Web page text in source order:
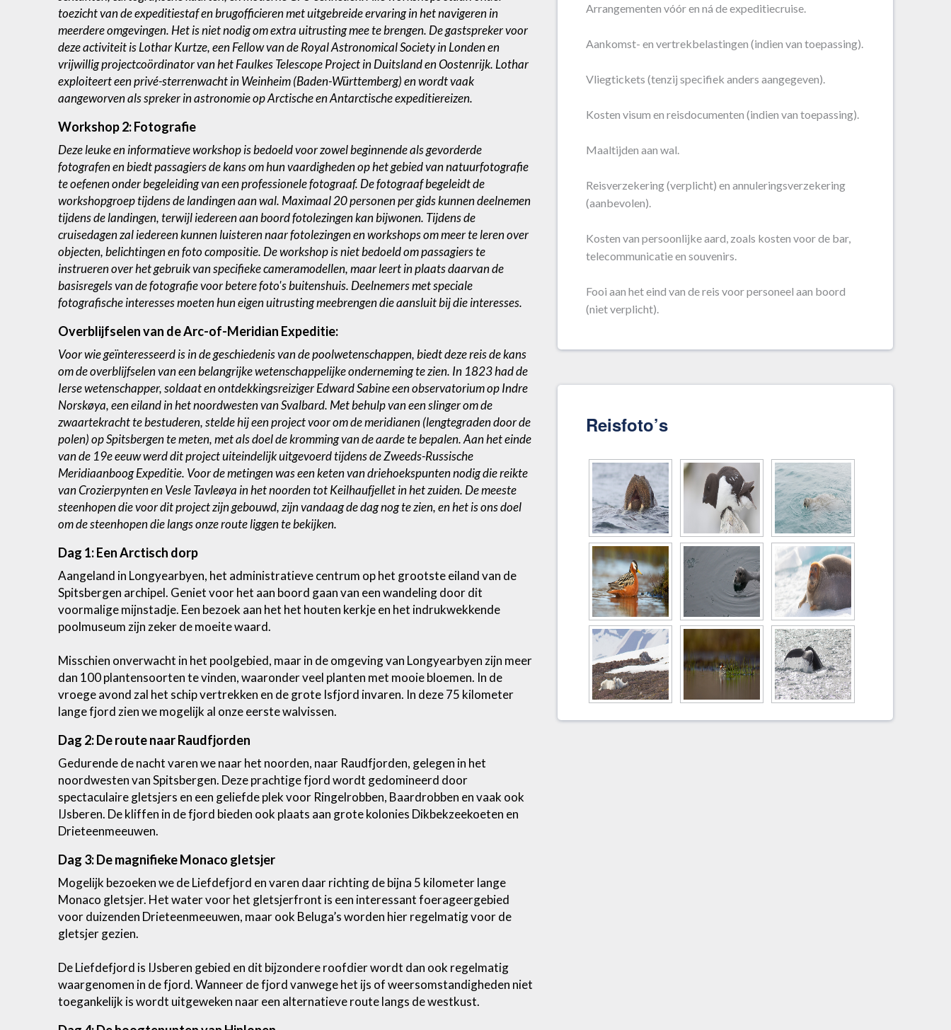
toezicht van de expeditiestaf en brugofficieren met uitgebreide ervaring in het navigeren in
meerdere omgevingen. Het is niet nodig om extra uitrusting mee te brengen. De gastspreker voor
deze activiteit is Lothar Kurtze, een Fellow van de Royal Astronomical Society in Londen en
vrijwillig projectcoördinator van het Faulkes Telescope Project in Duitsland en Oostenrijk. Lothar
exploiteert een privé-sterrenwacht in Weinheim (Baden-Württemberg) en wordt vaak
aangeworven als spreker in astronomie op Arctische en Antarctische expeditiereizen.
Workshop 2: Fotografie
Deze leuke en informatieve workshop is bedoeld voor zowel beginnende als gevorderde
fotografen en biedt passagiers de kans om hun vaardigheden op het gebied van natuurfotografie
te oefenen onder begeleiding van een professionele fotograaf. De fotograaf begeleidt de
workshopgroep tijdens de landingen aan wal. Maximaal 20 personen per gids kunnen deelnemen
tijdens de landingen, terwijl iedereen aan boord fotolezingen kan bijwonen. Tijdens de
cruisedagen zal iedereen kunnen luisteren naar fotolezingen en workshops om meer te leren over
objecten, belichtingen en foto compositie. De workshop is niet bedoeld om passagiers te
instrueren over het gebruik van specifieke cameramodellen, maar leert in plaats daarvan de
basisregels van de fotografie voor betere foto's buitenshuis. Deelnemers met speciale
fotografische interesses moeten hun eigen uitrusting meebrengen die aansluit bij die interesses.
Overblijfselen van de Arc-of-Meridian Expeditie:
Voor wie geïnteresseerd is in de geschiedenis van de poolwetenschappen, biedt deze reis de kans
om de overblijfselen van een belangrijke wetenschappelijke onderneming te zien. In 1823 had de
Ierse wetenschapper, soldaat en ontdekkingsreiziger Edward Sabine een observatorium op Indre
Norskøya, een eiland in het noordwesten van Svalbard. Met behulp van een slinger om de
zwaartekracht te bestuderen, stelde hij een project voor om de meridianen (lengtegraden door de
polen) op Spitsbergen te meten, met als doel de kromming van de aarde te bepalen. Aan het einde
van de 19e eeuw werd dit project uiteindelijk uitgevoerd tijdens de Zweeds-Russische
Meridiaanboog Expeditie. Voor de metingen was een keten van driehoekspunten nodig die reikte
van Crozierpynten en Vesle Tavleøya in het noorden tot Keilhaufjellet in het zuiden. De meeste
steenhopen die voor dit project zijn gebouwd, zijn vandaag de dag nog te zien, en het is ons doel
om de steenhopen die langs onze route liggen te bekijken.
Dag 1: Een Arctisch dorp
Aangeland in Longyearbyen, het administratieve centrum op het grootste eiland van de
Spitsbergen archipel. Geniet voor het aan boord gaan van een wandeling door dit
voormalige mijnstadje. Een bezoek aan het het houten kerkje en het indrukwekkende
poolmuseum zijn zeker de moeite waard.
Misschien onverwacht in het poolgebied, maar in de omgeving van Longyearbyen zijn meer
dan 100 plantensoorten te vinden, waaronder veel planten met mooie bloemen. In de
vroege avond zal het schip vertrekken en de grote Isfjord invaren. In deze 75 kilometer
lange fjord zien we mogelijk al onze eerste walvissen.
Dag 2: De route naar Raudfjorden
Gedurende de nacht varen we naar het noorden, naar Raudfjorden, gelegen in het
noordwesten van Spitsbergen. Deze prachtige fjord wordt gedomineerd door
spectaculaire gletsjers en een geliefde plek voor Ringelrobben, Baardrobben en vaak ook
IJsberen. De kliffen in de fjord bieden ook plaats aan grote kolonies Dikbekzeekoeten en
Drieteenmeeuwen.
Dag 3: De magnifieke Monaco gletsjer
Mogelijk bezoeken we de Liefdefjord en varen daar richting de bijna 5 kilometer lange
Monaco gletsjer. Het water voor het gletsjerfront is een interessant foerageergebied
voor duizenden Drieteenmeeuwen, maar ook Beluga’s worden hier regelmatig voor de
gletsjer gezien.
De Liefdefjord is IJsberen gebied en dit bijzondere roofdier wordt dan ook regelmatig
waargenomen in de fjord. Wanneer de fjord vanwege het ijs of weersomstandigheden niet
toegankelijk is wordt uitgeweken naar een alternatieve route langs de westkust.
Arrangementen vóór en ná de expeditiecruise.
Aankomst- en vertrekbelastingen (indien van toepassing).
Vliegtickets (tenzij specifiek anders aangegeven).
Kosten visum en reisdocumenten (indien van toepassing).
Maaltijden aan wal.
Reisverzekering (verplicht) en annuleringsverzekering
(aanbevolen).
Kosten van persoonlijke aard, zoals kosten voor de bar,
telecommunicatie en souvenirs.
Fooi aan het eind van de reis voor personeel aan boord
(niet verplicht).
Reisfoto’s